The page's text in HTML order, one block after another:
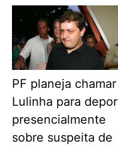
PF planeja chamar
Lulinha para depor
presencialmente
sobre suspeita de